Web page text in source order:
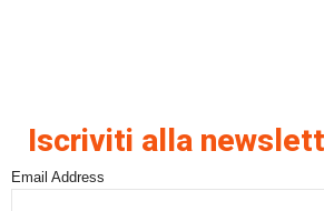
Iscriviti alla
Email Address